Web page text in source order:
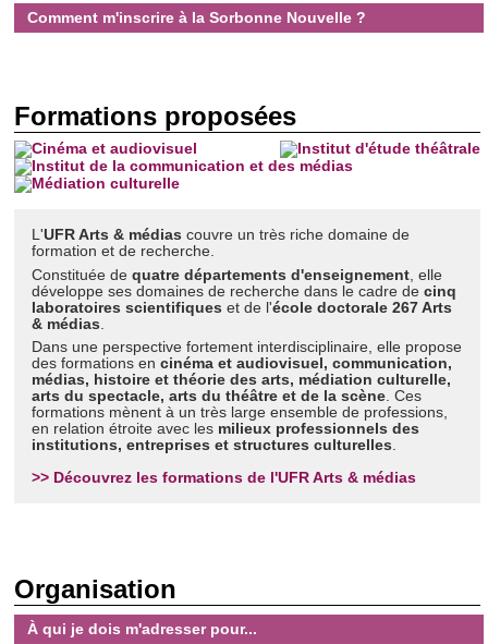
Comment m'inscrire à la Sorbonne Nouvelle ?
Formations proposées
L'UFR Arts & médias couvre un très riche domaine de
formation et de recherche.
Constituée de quatre départements d'enseignement , elle
développe ses domaines de recherche dans le cadre de cinq
laboratoires scientifiques et de l'école doctorale 267 Arts
& médias
Dans une perspective fortement interdisciplinaire, elle propose
des formations en cinéma et audiovisuel, communication,
médias, histoire et théorie des arts, médiation culturelle,
arts du spectacle, arts du théâtre et de la scène . Ces
formations mènent à un très large ensemble de professions,
en relation étroite avec les milieux professionnels des
institutions, entreprises et structures culturelles
>> Découvrez les formations de l'UFR Arts & médias
Organisation
À qui je dois m'adresser pour...